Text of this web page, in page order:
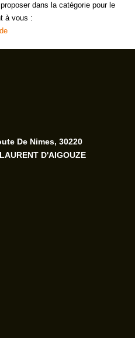
dans la catégorie pour le
à vous :
De Nimes, 30220
D'AIGOUZE